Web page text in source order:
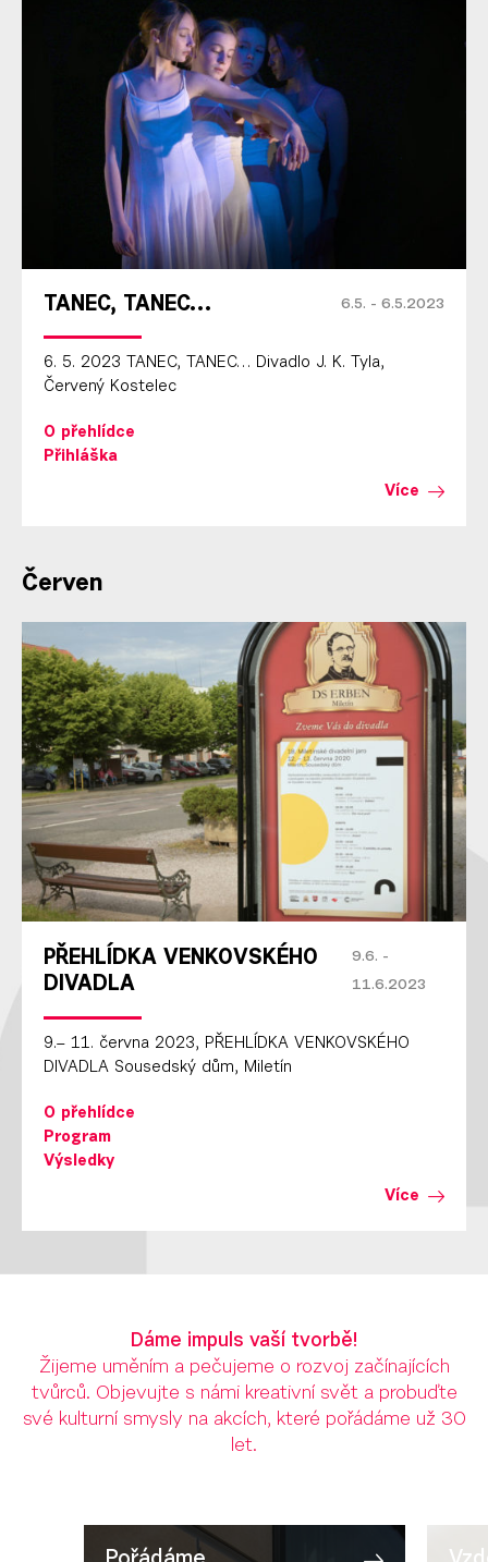
TANEC, TANEC… 6.5. - 6.5.2023
6. 5. 2023 TANEC, TANEC… Divadlo J. K. Tyla,
Červený Kostelec
O přehlídce
Přihláška
Více
Červen
PŘEHLÍDKA VENKOVSKÉHO
DIVADLA
9.6. -
11.6.2023
9.– 11. června 2023, PŘEHLÍDKA VENKOVSKÉHO
DIVADLA Sousedský dům, Miletín
O přehlídce
Program
Výsledky
Více
Dáme impuls vaší tvorbě!
Žijeme uměním a pečujeme o rozvoj začínajících
tvůrců. Objevujte s námi kreativní svět a probuďte
své kulturní smysly na akcích, které pořádáme už 30
let.